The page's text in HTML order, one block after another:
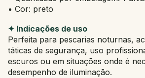
• Cor: preto
✦ Indicações de uso
Perfeita para pescarias noturnas,
táticas de segurança, uso
escuros ou em situações onde é
desempenho de iluminação.